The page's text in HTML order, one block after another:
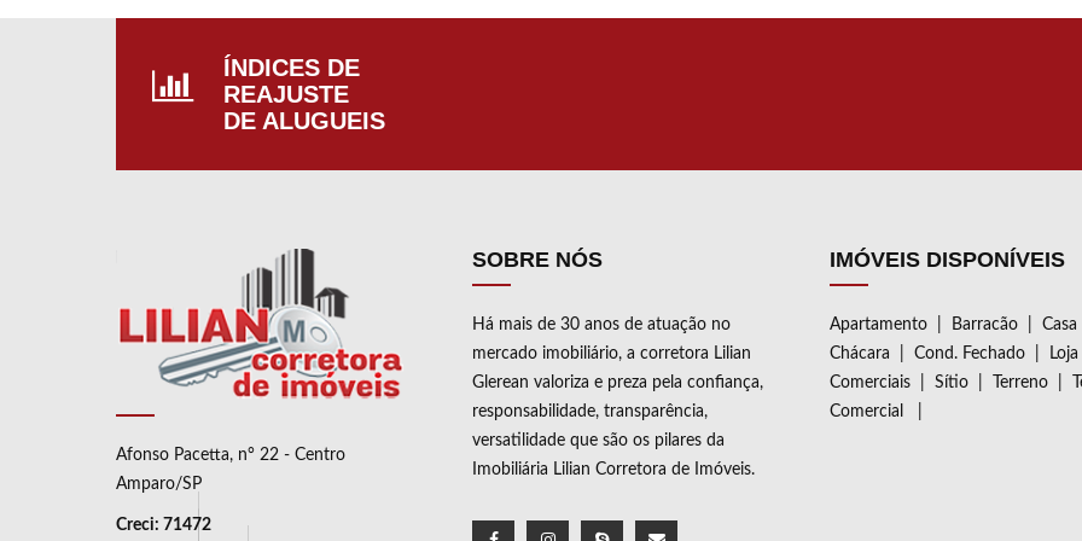
ÍNDICES DE
REAJUSTE
DE ALUGUEIS
Afonso Pacetta, n° 22 - Centro
Amparo/SP
Creci: 71472
SOBRE NÓS
Há mais de 30 anos de atuação no
mercado imobiliário, a corretora Lilian
Glerean valoriza e preza pela confiança,
responsabilidade, transparência,
versatilidade que são os pilares da
Imobiliária Lilian Corretora de Imóveis.
IMÓVEIS DISPONÍVEIS
Apartamento| Barracão| Casa
Chácara
Cond. Fechado| Loja
Comerciais| Sítio| Terreno|
Comercial